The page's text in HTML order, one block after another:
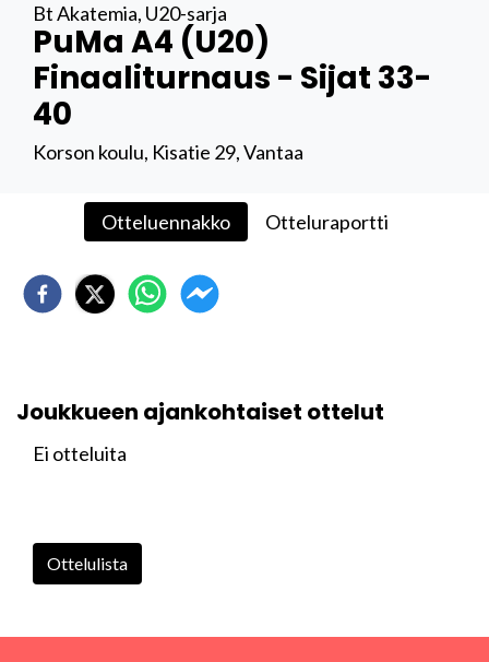
Bt Akatemia, U20-sarja
PuMa A4 (U20)
Finaaliturnaus - Sijat 33-
40
Korson koulu, Kisatie 29, Vantaa
Otteluennakko Otteluraportti
Joukkueen ajankohtaiset ottelut
Ei otteluita
Ottelulista